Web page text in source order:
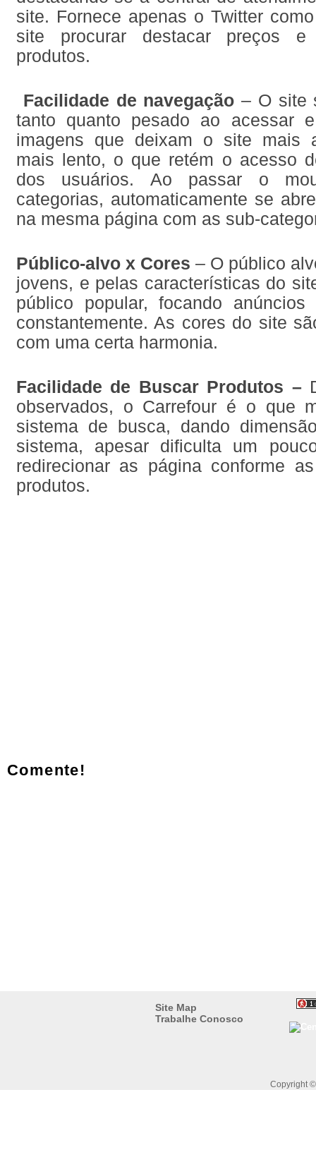
site. Fornece apenas o Twitter
site procurar destacar preços e
produtos.
Facilidade de navegação – O site
tanto quanto pesado ao acessar
imagens que deixam o site mais
mais lento, o que retém o acesso
dos usuários. Ao passar o
categorias, automaticamente se
na mesma página com as sub-
Público-alvo x Cores – O público
jovens, e pelas características do
público popular, focando anúncios
constantemente. As cores do site
com uma certa harmonia.
Facilidade de Buscar Produtos –
observados, o Carrefour é o que
sistema de busca, dando
sistema, apesar dificulta um
redirecionar as página conforme
produtos.
Comente!
Copyright
Site Map
Trabalhe Conosco